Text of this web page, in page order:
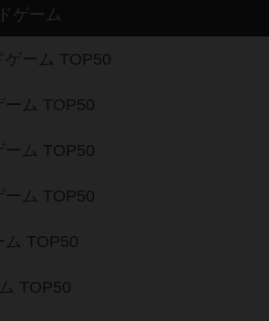
ゲーム
ゲーム TOP50
ーム TOP50
ーム TOP50
ーム TOP50
ム TOP50
TOP50